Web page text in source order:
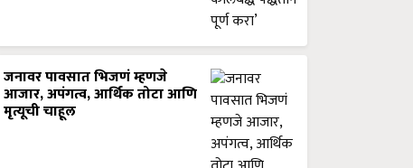
जनावर पावसात भिजणं म्हणजे
आजार, अपंगत्व, आर्थिक तोटा आणि
मृत्यूची चाहूल